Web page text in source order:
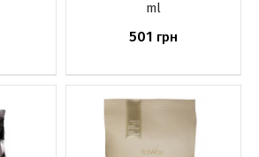
ml
501 грн
Нет в наличии